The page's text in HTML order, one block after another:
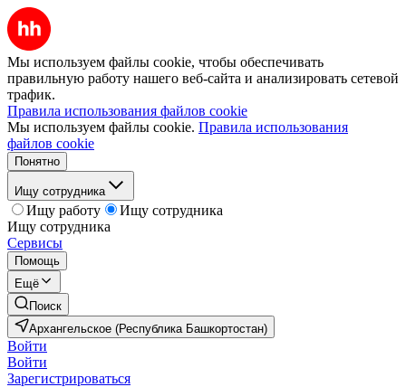
Мы используем файлы cookie, чтобы обеспечивать
правильную работу нашего веб-сайта и анализировать сетевой
трафик.
Правила использования файлов cookie
Мы используем файлы cookie. Правила использования
файлов cookie
Понятно
Ищу сотрудника
Ищу работу
Ищу сотрудника
Ищу сотрудника
Сервисы
Помощь
Ещё
Поиск
Архангельское (Республика Башкортостан)
Войти
Войти
Зарегистрироваться